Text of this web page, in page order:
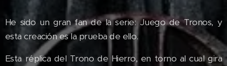
He sido un gran fan de la serie: Juego de Tronos, y
esta creación es la prueba de ello.
Esta réplica del Trono de Hierro, en torno al cual gira